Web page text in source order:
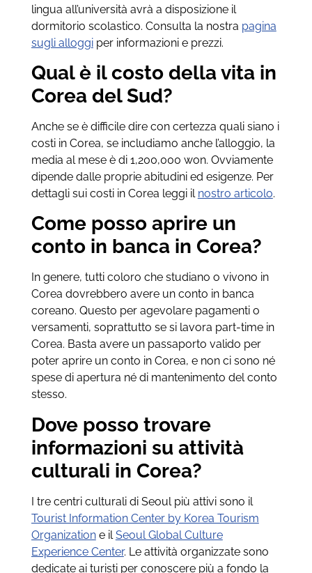
lingua all’università avrà a disposizione il
dormitorio scolastico. Consulta la nostra pagina
sugli alloggiper informazioni e prezzi.
Qual è il costo della vita in
Corea del Sud?
Anche se è difficile dire con certezza quali siano i
costi in Corea, se includiamo anche l’alloggio, la
media al mese è di 1,200,000 won. Ovviamente
dipende dalle proprie abitudini ed esigenze. Per
dettagli sui costi in Corea leggi il nostro articolo.
Come posso aprire un
conto in banca in Corea?
In genere, tutti coloro che studiano o vivono in
Corea dovrebbero avere un conto in banca
coreano. Questo per agevolare pagamenti o
versamenti, soprattutto se si lavora part-time in
Corea. Basta avere un passaporto valido per
poter aprire un conto in Corea, e non ci sono né
spese di apertura né di mantenimento del conto
stesso.
Dove posso trovare
informazioni su attività
culturali in Corea?
I tre centri culturali di Seoul più attivi sono il
Tourist Information Center by Korea Tourism
Organizatione ilSeoul Global Culture
Experience Center. Le attività organizzate sono
dedicate ai turisti per conoscere più a fondo la